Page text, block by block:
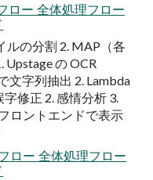
ー 全体処理フロー
ルの分割 2. MAP（各
Upstage の OCR
文字列抽出 2. Lambda
修正 2. 感情分析 3.
ロントエンドで表示
ー 全体処理フロー